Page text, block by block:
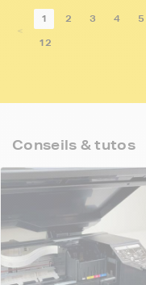
<
1 2 3 4 5
12
Conseils & tutos